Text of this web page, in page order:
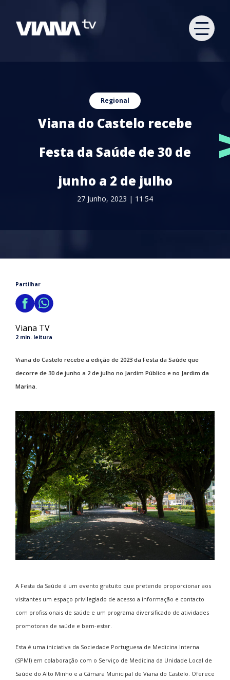
Regional
Viana do Castelo recebe
Festa da Saúde de 30 de
junho a 2 de julho
27 Junho, 2023 | 11:54
Partilhar
Viana TV
2 min. leitura
Viana do Castelo recebe a edição de 2023 da Festa da Saúde que
decorre de 30 de junho a 2 de julho no Jardim Público e no Jardim da
Marina.
A Festa da Saúde é um evento gratuito que pretende proporcionar aos
visitantes um espaço privilegiado de acesso a informação e contacto
com profissionais de saúde e um programa diversificado de atividades
promotoras de saúde e bem-estar.
Esta é uma iniciativa da Sociedade Portuguesa de Medicina Interna
(SPMI) em colaboração com o Serviço de Medicina da Unidade Local de
Saúde do Alto Minho e a Câmara Municipal de Viana do Castelo. Oferece